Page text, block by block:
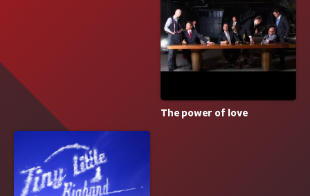
The power of love